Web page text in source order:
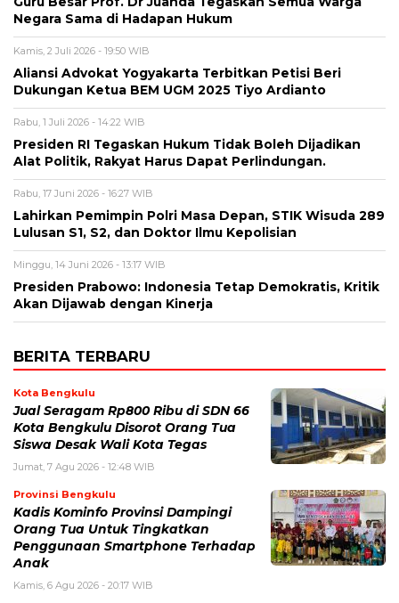
Negara Sama di Hadapan Hukum
Kamis, 2 Juli 2026 - 19:50 WIB
Aliansi Advokat Yogyakarta Terbitkan Petisi Beri
Dukungan Ketua BEM UGM 2025 Tiyo Ardianto
Rabu, 1 Juli 2026 - 14:22 WIB
Presiden RI Tegaskan Hukum Tidak Boleh Dijadikan
Alat Politik, Rakyat Harus Dapat Perlindungan.
Rabu, 17 Juni 2026 - 16:27 WIB
Lahirkan Pemimpin Polri Masa Depan, STIK Wisuda 289
Lulusan S1, S2, dan Doktor Ilmu Kepolisian
Minggu, 14 Juni 2026 - 13:17 WIB
Presiden Prabowo: Indonesia Tetap Demokratis, Kritik
Akan Dijawab dengan Kinerja
BERITA TERBARU
Kota Bengkulu
Jual Seragam Rp800 Ribu di SDN 66
Kota Bengkulu Disorot Orang Tua
Siswa Desak Wali Kota Tegas
Jumat, 7 Agu 2026 - 12:48 WIB
Provinsi Bengkulu
Kadis Kominfo Provinsi Dampingi
Orang Tua Untuk Tingkatkan
Penggunaan Smartphone Terhadap
Anak
Kamis, 6 Agu 2026 - 20:17 WIB